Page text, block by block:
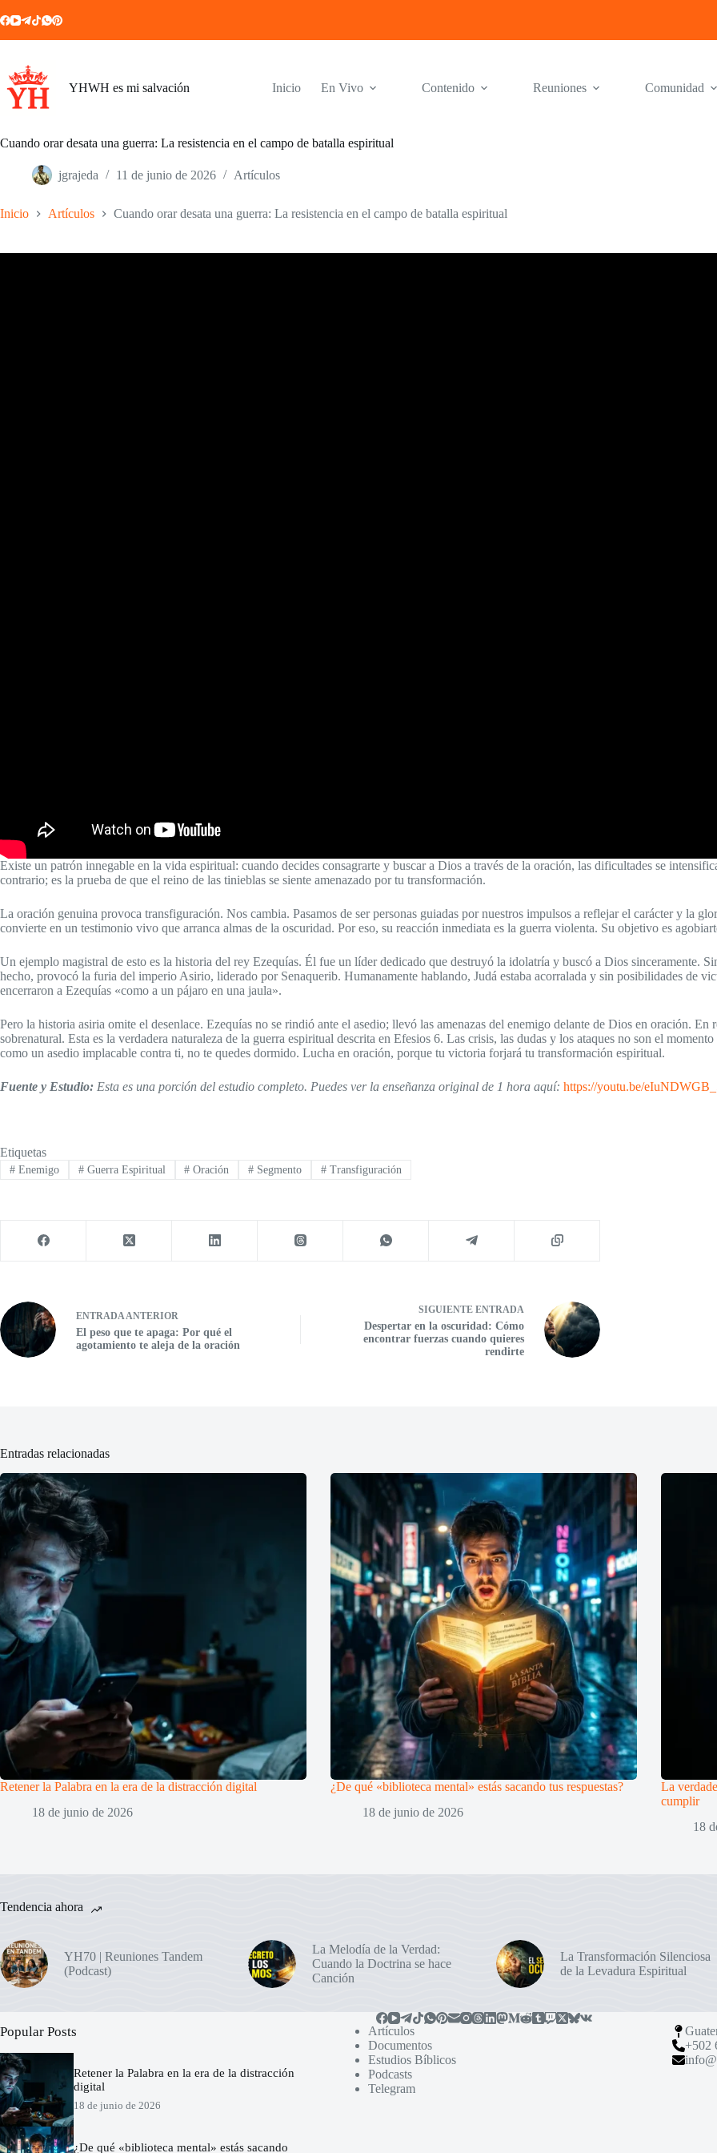
al
YHWH es mi salvación Inicio En Vivo Contenido Reuniones Comunidad
Cuando orar desata una guerra: La resistencia en el campo de batalla espiritual
jgrajeda 11 de junio de 2026 Artículos
Inicio Artículos Cuando orar desata una guerra: La resistencia en el campo de batalla espiritual
Existe un patrón innegable en la vida espiritual: cuando decides consagrarte y buscar a Dios a través de la oración, las dificultades se
contrario; es la prueba de que el reino de las tinieblas se siente amenazado por tu transformación.
La oración genuina provoca transfiguración. Nos cambia. Pasamos de ser personas guiadas por nuestros impulsos a reflejar el carácter y la
convierte en un testimonio vivo que arranca almas de la oscuridad. Por eso, su reacción inmediata es la guerra violenta. Su objetivo es
Un ejemplo magistral de esto es la historia del rey Ezequías. Él fue un líder dedicado que destruyó la idolatría y buscó a Dios sinceramente.
hecho, provocó la furia del imperio Asirio, liderado por Senaquerib. Humanamente hablando, Judá estaba acorralada y sin posibilidades de
encerraron a Ezequías «como a un pájaro en una jaula».
Pero la historia asiria omite el desenlace. Ezequías no se rindió ante el asedio; llevó las amenazas del enemigo delante de Dios en oración.
sobrenatural. Esta es la verdadera naturaleza de la guerra espiritual descrita en Efesios 6. Las crisis, las dudas y los ataques no son el
como un asedio implacable contra ti, no te quedes dormido. Lucha en oración, porque tu victoria forjará tu transformación espiritual.
Fuente y Estudio: Esta es una porción del estudio completo. Puedes ver la enseñanza original de 1 hora aquí: https://youtu.be/
Etiquetas
#Enemigo #Guerra Espiritual # Oración # Segmento # Transfiguración
ENTRADA ANTERIOR
El peso que te apaga: Por qué el
agotamiento te aleja de la oración
SIGUIENTE ENTRADA
Despertar en la oscuridad: Cómo
encontrar fuerzas cuando quieres
rendirte
Entradas relacionadas
Retener la Palabra en la era de la distracción digital
18 de junio de 2026
¿De qué «biblioteca mental» estás sacando tus respuestas?
18 de junio de 2026
La
cumplir
18
Tendencia ahora
YH70 | Reuniones Tandem
(Podcast)
La Melodía de la Verdad:
Cuando la Doctrina se hace
Canción
La Transformación Silenciosa
de la Levadura Espiritual
Popular Posts
Retener la Palabra en la era de la distracción
digital
18 de junio de 2026
¿De qué «biblioteca mental» estás sacando
Artículos
Documentos
Estudios Bíblicos
Podcasts
Telegram
+502